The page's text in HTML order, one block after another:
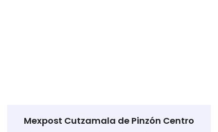
Mexpost Cutzamala de Pinzón Centro